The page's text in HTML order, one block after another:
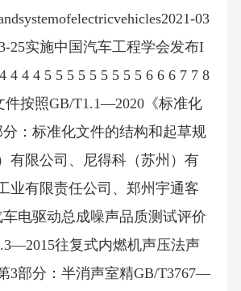
03
25实施中国汽车工程学会发布I
4 4 4 5 5 5 5 5 5 5 5 5 6 6 6 7 7 8
件按照GB/T1.1—2020《标准化
：标准化文件的结构和起草规
有限公司、尼得科（苏州）有
业有限责任公司、郑州宇通客
电驱动总成噪声品质测试评价
往复式内燃机声压法声
3部分：半消声室精GB/T3767—